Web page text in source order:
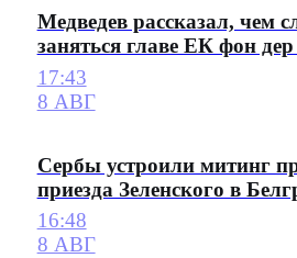
Медведев рассказал, чем
заняться главе ЕК фон
17:43
8 АВГ
Сербы устроили митинг
приезда Зеленского в
16:48
8 АВГ